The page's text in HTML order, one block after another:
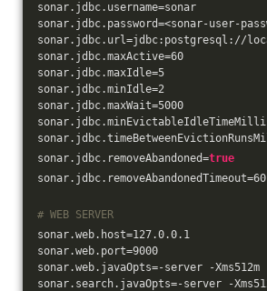
sonar.jdbc.username=sonar
sonar.jdbc.password=<sonar-user-
sonar.jdbc.url=jdbc:postgresql://
sonar.jdbc.maxActive=60
sonar.jdbc.maxIdle=5
sonar.jdbc.minIdle=2
sonar.jdbc.maxWait=5000
sonar.jdbc.removeAbandoned=true
sonar.jdbc.removeAbandonedTimeout=60
# WEB SERVER
sonar.web.host=127.0.0.1
sonar.web.port=9000
sonar.web.javaOpts=-server -Xms512m -
sonar.search.javaOpts=-server -